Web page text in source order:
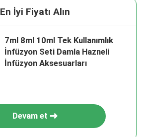
En İyi Fiyatı Alın
7ml 8ml 10ml Tek Kullanımlık
İnfüzyon Seti Damla Hazneli
İnfüzyon Aksesuarları
Devam et